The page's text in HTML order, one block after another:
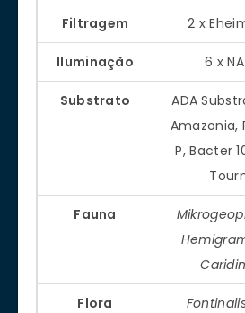
Filtragem 2 x
Iluminação 6 x
Substrato
ADA
Amazonia,
P, Bacter
Fauna
Flora